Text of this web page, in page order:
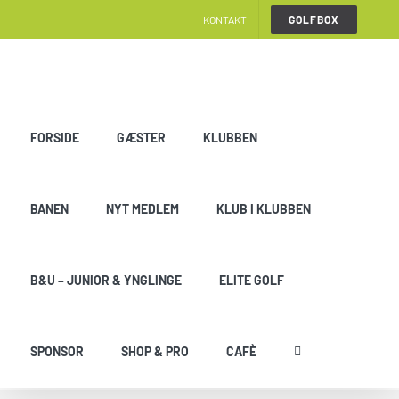
to
KONTAKT GOLFBOX
FORSIDE GÆSTER KLUBBEN
BANEN NYT MEDLEM KLUB I KLUBBEN
B&U – JUNIOR & YNGLINGE ELITE GOLF
SPONSOR SHOP & PRO CAFÈ